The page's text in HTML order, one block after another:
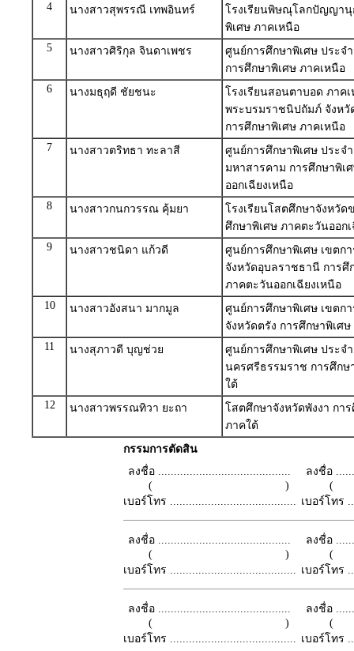
4
นางสาวสุพรรณี เทพอินทร์
โรงเรียนพิษณุโลกปัญญานุ
พิเศษ ภาคเหนือ
5
นางสาวศิริกุล จินดาเพชร
ศูนย์การศึกษาพิเศษ ประจ
การศึกษาพิเศษ ภาคเหนือ
6
นางมธุฤดี ชัยชนะ
โรงเรียนสอนตาบอด ภาค
พระบรมราชนิปถัมภ์ จังหวั
การศึกษาพิเศษ ภาคเหนือ
7
นางสาวตริทธา ทะลาสี
ศูนย์การศึกษาพิเศษ ประจ
มหาสารคาม การศึกษาพิเ
ออกเฉียงเหนือ
8
นางสาวกนกวรรณ คุ้มยา
โรงเรียนโสตศึกษาจังหวั
ศึกษาพิเศษ ภาคตะวันออก
9
นางสาวชนิดา แก้วดี
ศูนย์การศึกษาพิเศษ เขตก
จังหวัดอุบลราชธานี การศึ
ภาคตะวันออกเฉียงเหนือ
10
นางสาวอังสนา มากมูล
ศูนย์การศึกษาพิเศษ เขตก
จังหวัดตรัง การศึกษาพิเศ
11
นางสุภาวดี บุญช่วย
ศูนย์การศึกษาพิเศษ ประจ
นครศรีธรรมราช การศึกษ
ใต้
12
นางสาวพรรณทิวา ยะถา
โสตศึกษาจังหวัดพังงา กา
ภาคใต้
กรรมการตัดสิน
ลงชื่อ ..........................................
( )
เบอร์โทร ........................................
ลงชื่อ
เบอร์โทร
ลงชื่อ ..........................................
( )
เบอร์โทร ........................................
ลงชื่อ
เบอร์โทร
ลงชื่อ ..........................................
( )
เบอร์โทร ........................................
ลงชื่อ
เบอร์โทร